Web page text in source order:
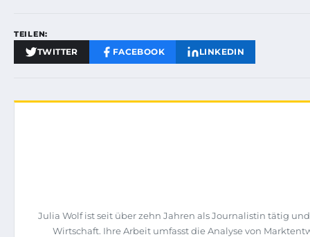
TEILEN:
TWITTER FACEBOOK LINKEDIN
Julia Wolf ist seit über zehn Jahren als Journalistin tätig
Wirtschaft. Ihre Arbeit umfasst die Analyse von